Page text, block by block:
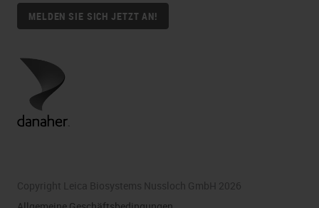
MELDEN SIE SICH JETZT AN!
Copyright Leica Biosystems Nussloch GmbH 2026